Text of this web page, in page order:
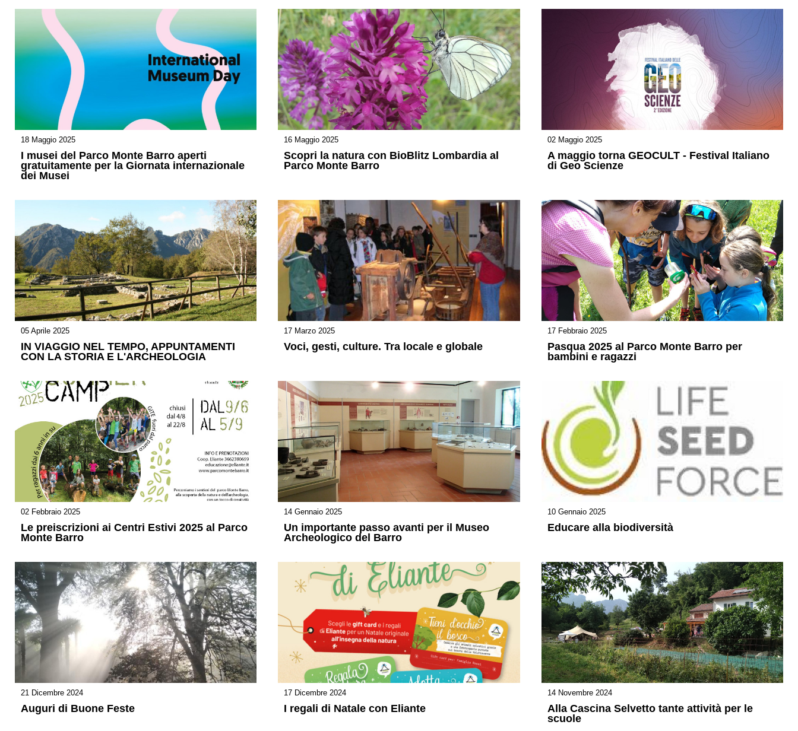
18 Maggio 2025
I musei del Parco Monte Barro aperti
gratuitamente per la Giornata internazionale
dei Musei
16 Maggio 2025
Scopri la natura con BioBlitz Lombardia al
Parco Monte Barro
02 Maggio 2025
A maggio torna GEOCULT - Festival Italiano
di Geo Scienze
05 Aprile 2025
IN VIAGGIO NEL TEMPO, APPUNTAMENTI
CON LA STORIA E L'ARCHEOLOGIA
17 Marzo 2025
Voci, gesti, culture. Tra locale e globale
17 Febbraio 2025
Pasqua 2025 al Parco Monte Barro per
bambini e ragazzi
02 Febbraio 2025
Le preiscrizioni ai Centri Estivi 2025 al Parco
Monte Barro
14 Gennaio 2025
Un importante passo avanti per il Museo
Archeologico del Barro
10 Gennaio 2025
Educare alla biodiversità
21 Dicembre 2024
Auguri di Buone Feste
17 Dicembre 2024
I regali di Natale con Eliante
14 Novembre 2024
Alla Cascina Selvetto tante attività per le
scuole